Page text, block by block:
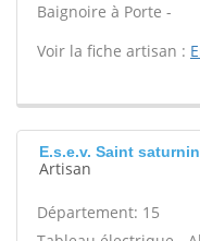
Baignoire à Porte -
Voir la fiche artisan :
E.s.e.v. Saint saturnin
Artisan
Département: 15